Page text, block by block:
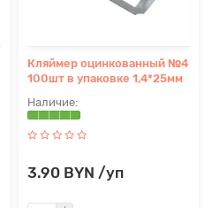
Кляймер оцинкованный №4
100шт в упаковке 1,4*25мм
3.90 BYN /уп